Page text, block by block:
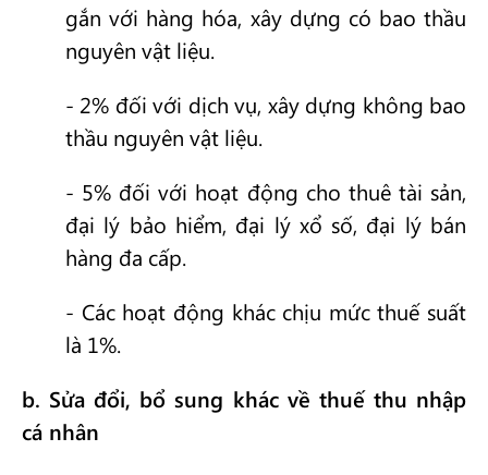
gắn với hàng hóa, xây dựng có bao thầu
nguyên vật liệu.
- 2% đối với dịch vụ, xây dựng không bao
thầu nguyên vật liệu.
- 5% đối với hoạt động cho thuê tài sản,
đại lý bảo hiểm, đại lý xổ số, đại lý bán
hàng đa cấp.
- Các hoạt động khác chịu mức thuế suất
là 1%.
b. Sửa đổi, bổ sung khác về thuế thu nhập
cá nhân